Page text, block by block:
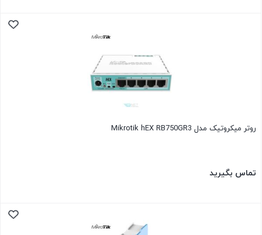
روتر میکروتیک مدل Mikrotik hEX RB750GR3
تماس بگیرید